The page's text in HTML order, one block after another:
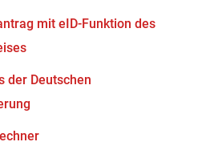
mit eID-Funktion des
der Deutschen